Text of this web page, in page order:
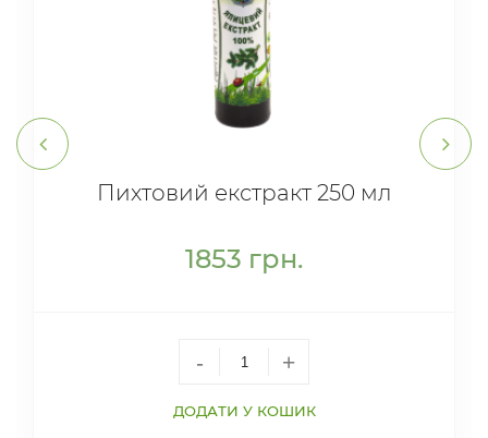
Пихтовий екстракт 250 мл
1853 грн.
- +
ДОДАТИ У КОШИК